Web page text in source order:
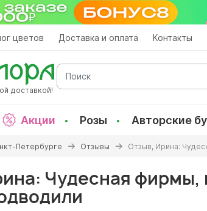
цветов Доставка и оплата Контакты
доставкой!
Поиск
Акции Розы Авторские
Петербурге Отзывы Отзыв, Ирина:
Чудесная фирмы,